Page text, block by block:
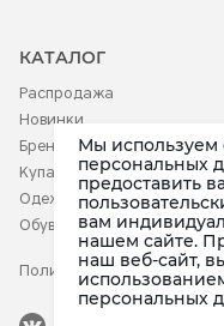
КАТАЛОГ
Распродажа
Новинки
Бренды
Купальники
Одежда
Обувь
Политика
Мы используем
персональных
предоставить
вам
нашем сайте.
наш веб-сайт,
персональных